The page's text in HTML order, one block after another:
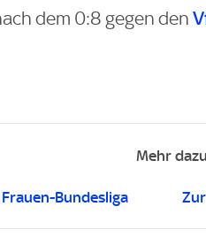
dem 0:8 gegen den
Mehr dazu
Bundesliga